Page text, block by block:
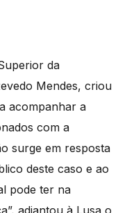
da
Mendes, criou
acompanhar a
com a
surge em resposta
deste caso e ao
pode ter na
adiantou à Lusa o